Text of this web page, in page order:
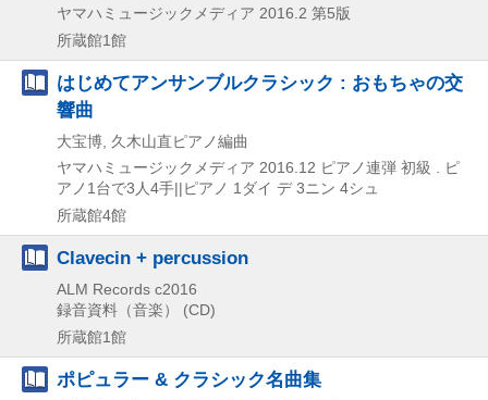
ヤマハミュージックメディア 2016.2 第5版
所蔵館1館
はじめてアンサンブルクラシック : おもちゃの交
響曲
大宝博, 久木山直ピアノ編曲
ヤマハミュージックメディア 2016.12 ピアノ連弾 初級 . ピ
アノ1台で3人4手||ピアノ 1ダイ デ 3ニン 4シュ
所蔵館4館
Clavecin + percussion
ALM Records c2016
録音資料（音楽） (CD)
所蔵館1館
ポピュラー & クラシック名曲集